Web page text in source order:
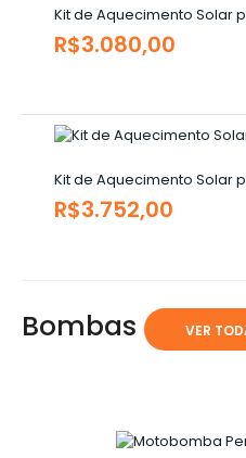
Kit de Aquecimento Solar
R$3.080,00
Kit de Aquecimento Solar
R$3.752,00
Bombas VER